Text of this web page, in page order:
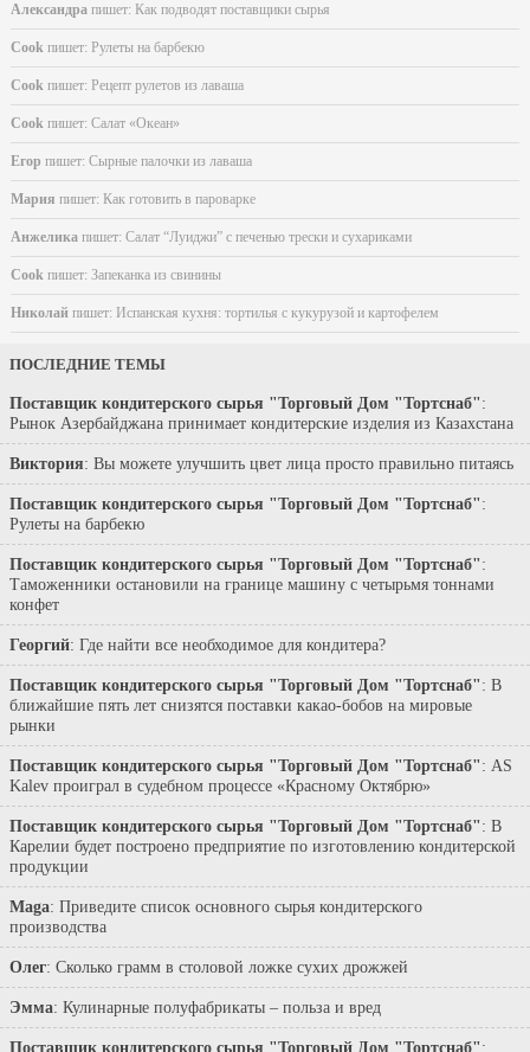
Александрапишет: Как подводят поставщики сырья
Cookпишет: Рулеты на барбекю
Cookпишет: Рецепт рулетов из лаваша
Cookпишет: Салат «Океан»
Егор пишет: Сырные палочки из лаваша
Мария пишет: Как готовить в пароварке
Анжеликапишет: Салат “Луиджи” с печенью трески и сухариками
Cookпишет: Запеканка из свинины
Николайпишет: Испанская кухня: тортилья с кукурузой и картофелем
ПОСЛЕДНИЕ ТЕМЫ
Поставщик кондитерского сырья "Торговый Дом "Тортснаб":
Рынок Азербайджана принимает кондитерские изделия из Казахстана
Виктория: Вы можете улучшить цвет лица просто правильно питаясь
Поставщик кондитерского сырья "Торговый Дом "Тортснаб":
Рулеты на барбекю
Поставщик кондитерского сырья "Торговый Дом "Тортснаб":
Таможенники остановили на границе машину с четырьмя тоннами
конфет
Георгий: Где найти все необходимое для кондитера?
Поставщик кондитерского сырья "Торговый Дом "Тортснаб": В
ближайшие пять лет снизятся поставки какао-бобов на мировые
рынки
Поставщик кондитерского сырья "Торговый Дом "Тортснаб": AS
Kalev проиграл в судебном процессе «Красному Октябрю»
Поставщик кондитерского сырья "Торговый Дом "Тортснаб": В
Карелии будет построено предприятие по изготовлению кондитерской
продукции
Maga: Приведите список основного сырья кондитерского
производства
Олег: Сколько грамм в столовой ложке сухих дрожжей
Эмма: Кулинарные полуфабрикаты – польза и вред
Поставщик кондитерского сырья "Торговый Дом "Тортснаб":